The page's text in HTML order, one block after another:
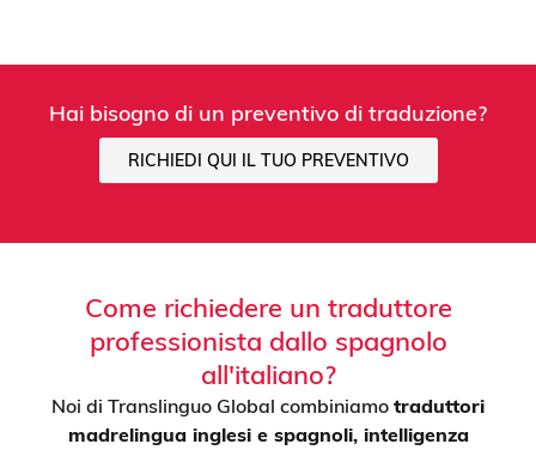
Hai bisogno di un preventivo di traduzione?
RICHIEDI QUI IL TUO PREVENTIVO
Come richiedere un traduttore
professionista dallo spagnolo
all'italiano?
Noi di Translinguo Global combiniamo traduttori
madrelingua inglesi e spagnoli, intelligenza